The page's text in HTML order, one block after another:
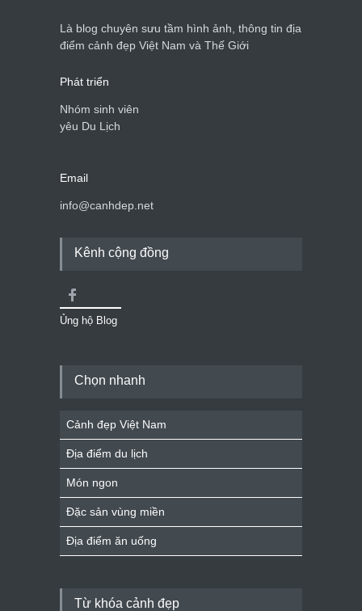
du lịch quốc gia
Cảnh đẹp Việt Nam 24/04/2020
Là blog chuyên sưu tầm hình ảnh, thông tin địa
điểm cảnh đẹp Việt Nam và Thế Giới
Phát triển
Nhóm sinh viên
yêu Du Lịch
Email
info@canhdep.net
Kênh cộng đồng
Ủng hộ Blog
Chọn nhanh
Cảnh đẹp Việt Nam
Địa điểm du lịch
Món ngon
Đặc sản vùng miền
Địa điểm ăn uống
Từ khóa cảnh đẹp